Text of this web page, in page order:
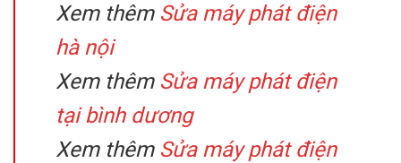
Xem thêm Sửa máy phát điện
hà nội
Xem thêm Sửa máy phát điện
tại bình dương
Xem thêm Sửa máy phát điện